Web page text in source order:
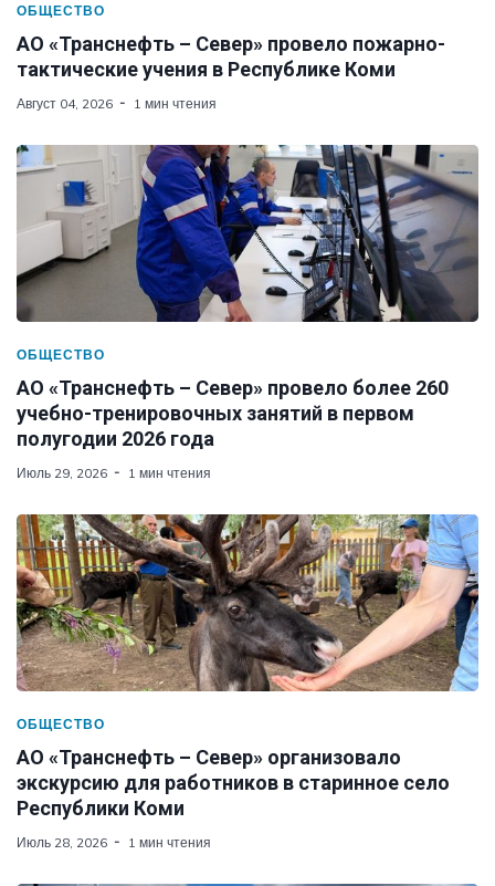
ОБЩЕСТВО
АО «Транснефть – Север» провело пожарно-
тактические учения в Республике Коми
Август 04, 2026 1 мин чтения
ОБЩЕСТВО
АО «Транснефть – Север» провело более 260
учебно-тренировочных занятий в первом
полугодии 2026 года
Июль 29, 2026 1 мин чтения
ОБЩЕСТВО
АО «Транснефть – Север» организовало
экскурсию для работников в старинное село
Республики Коми
Июль 28, 2026 1 мин чтения